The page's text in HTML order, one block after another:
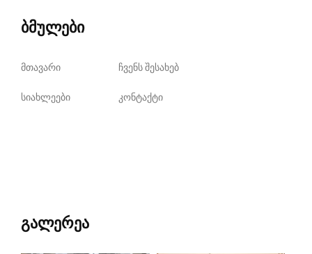
ბმულები
მთავარი ჩვენს შესახებ
სიახლეები კონტაქტი
გალერეა